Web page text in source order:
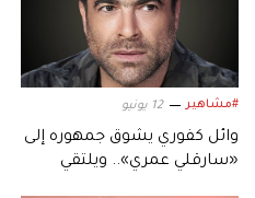
#مشاهير 12 يونيو
وائل كفوري يشوق جمهوره إلى
«سارقلي عمري».. ويلتقي